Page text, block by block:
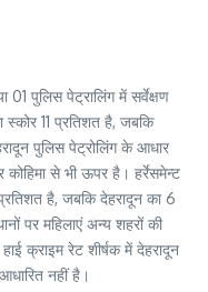
01 पुलिस पेट्रालिंग में सर्वेक्षण
स्कोर 11 प्रतिशत है, जबकि
पुलिस पेट्रोलिंग के आधार
कोहिमा से भी ऊपर है। हर्रेसमेन्ट
है, जबकि देहरादून का 6
पर महिलाएं अन्य शहरों की
क्राइम रेट शीर्षक में देहरादून
नहीं है।